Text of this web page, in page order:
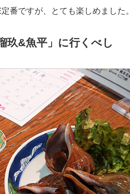
番ですが、とても楽しめました。
玖&魚平」に行くべし